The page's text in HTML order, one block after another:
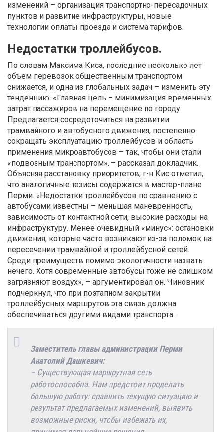
изменений – организация транспортно-пересадочных
пунктов и развитие инфраструктуры, новые
технологии оплаты проезда и система тарифов.
Недостатки троллейбусов.
По словам Максима Киса, последние несколько лет
объем перевозок общественным транспортом
снижается, и одна из глобальных задач – изменить эту
тенденцию. «Главная цель – минимизация временных
затрат пассажиров на перемещение по городу.
Предлагается сосредоточиться на развитии
трамвайного и автобусного движения, постепенно
сокращать эксплуатацию троллейбусов и область
применения микроавтобусов – так, чтобы они стали
«подвозным транспортом», – рассказал докладчик.
Объясняя расстановку приоритетов, г-н Кис отметил,
что аналогичные тезисы содержатся в мастер-плане
Перми. «Недостатки троллейбусов по сравнению с
автобусами известны – меньшая маневренность,
зависимость от контактной сети, высокие расходы на
инфраструктуру. Менее очевидный «минус»: остановки
движения, которые часто возникают из-за поломок на
пересечении трамвайной и троллейбусной сетей.
Среди преимуществ помимо экологичности назвать
нечего. Хотя современные автобусы тоже не слишком
загрязняют воздух», – аргументировал он. Чиновник
подчеркнул, что при поэтапном закрытии
троллейбусных маршрутов эта связь должна
обеспечиваться другими видами транспорта.
Заместитель главы администрации Перми
Анатолий Дашкевич:
– Существующая маршрутная сеть
работоспособна. Нам предстоит проделать
большую работу: сравнить текущую ситуацию и
результат предлагаемых изменений, выявить
возможные риски, чтобы избежать их,